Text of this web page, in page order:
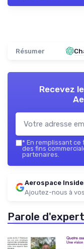
Résumer
Recevez
* En remplissant ce
des fins
partenaires.
Aerospace
Ajoutez-nous à
Parole